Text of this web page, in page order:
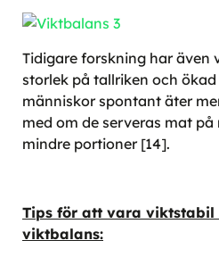
Tidigare forskning har även
storlek på tallriken och
människor spontant äter
med om de serveras mat
mindre portioner [14].
Tips för att vara viktstabil
viktbalans: